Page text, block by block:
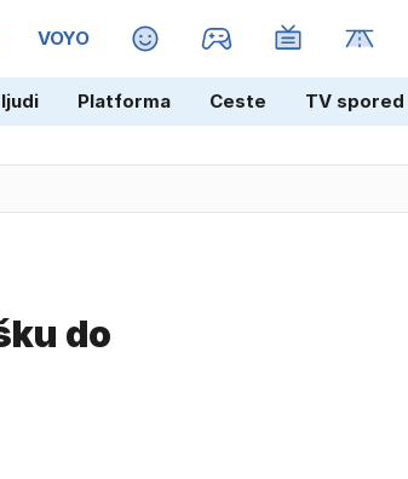
VOYO MAGAZIN
Platforma Ceste TV spored
do